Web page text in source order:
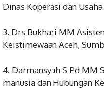
Dinas Koperasi dan
3. Drs Bukhari MM
Keistimewaan Aceh,
4. Darmansyah S Pd MM
manusia dan Hubungan